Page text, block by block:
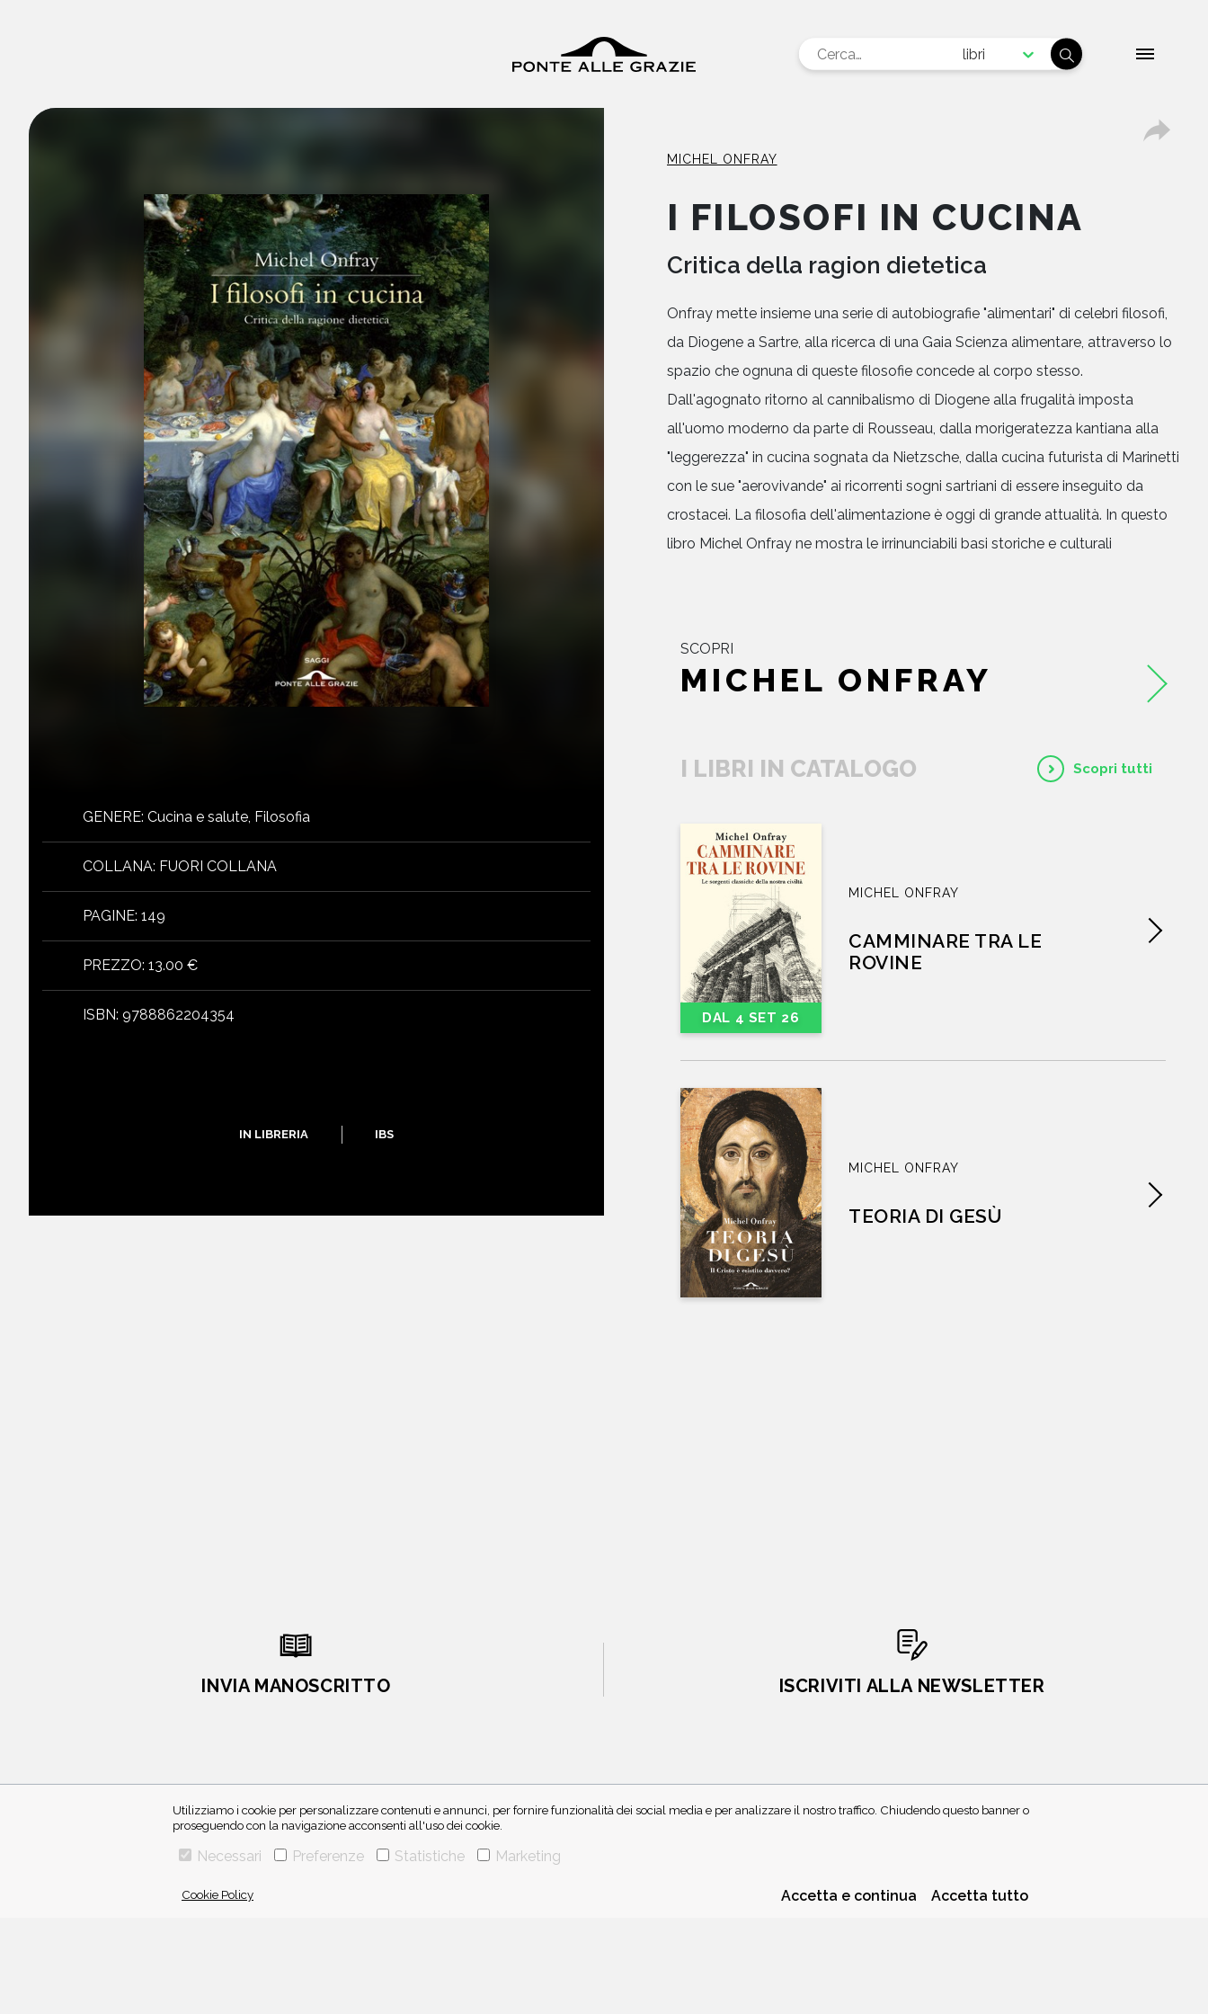
libri
HOME
AUTORI
GENERE: Cucina e salute, Filosofia
COLLANA: FUORI COLLANA
PAGINE: 149
PREZZO: 13.00 €
ISBN: 9788862204354
IN LIBRERIA IBS
MICHEL ONFRAY
I FILOSOFI IN CUCINA
Critica della ragion dietetica
Onfray mette insieme una serie di autobiografie "alimentari" di celebri filosofi,
da Diogene a Sartre, alla ricerca di una Gaia Scienza alimentare, attraverso lo
spazio che ognuna di queste filosofie concede al corpo stesso.
Dall'agognato ritorno al cannibalismo di Diogene alla frugalità imposta
all'uomo moderno da parte di Rousseau, dalla morigeratezza kantiana alla
"leggerezza" in cucina sognata da Nietzsche, dalla cucina futurista di Marinetti
con le sue "aerovivande" ai ricorrenti sogni sartriani di essere inseguito da
crostacei. La filosofia dell'alimentazione è oggi di grande attualità. In questo
libro Michel Onfray ne mostra le irrinunciabili basi storiche e culturali
SCOPRI
MICHEL ONFRAY
I LIBRI IN CATALOGO Scopri tutti
DAL 4 SET 26
MICHEL ONFRAY
CAMMINARE TRA LE
ROVINE
MICHEL ONFRAY
TEORIA DI GESÙ
Utilizziamo i cookie per personalizzare contenuti e annunci, per fornire funzionalità dei social media e per analizzare il nostro traffico. Chiudendo questo banner o
proseguendo con la navigazione acconsenti all'uso dei cookie.
Necessari Preferenze Statistiche Marketing
Cookie Policy Accetta e continua Accetta tutto
INVIA MANOSCRITTO ISCRIVITI ALLA NEWSLETTER
CHI SIAMO